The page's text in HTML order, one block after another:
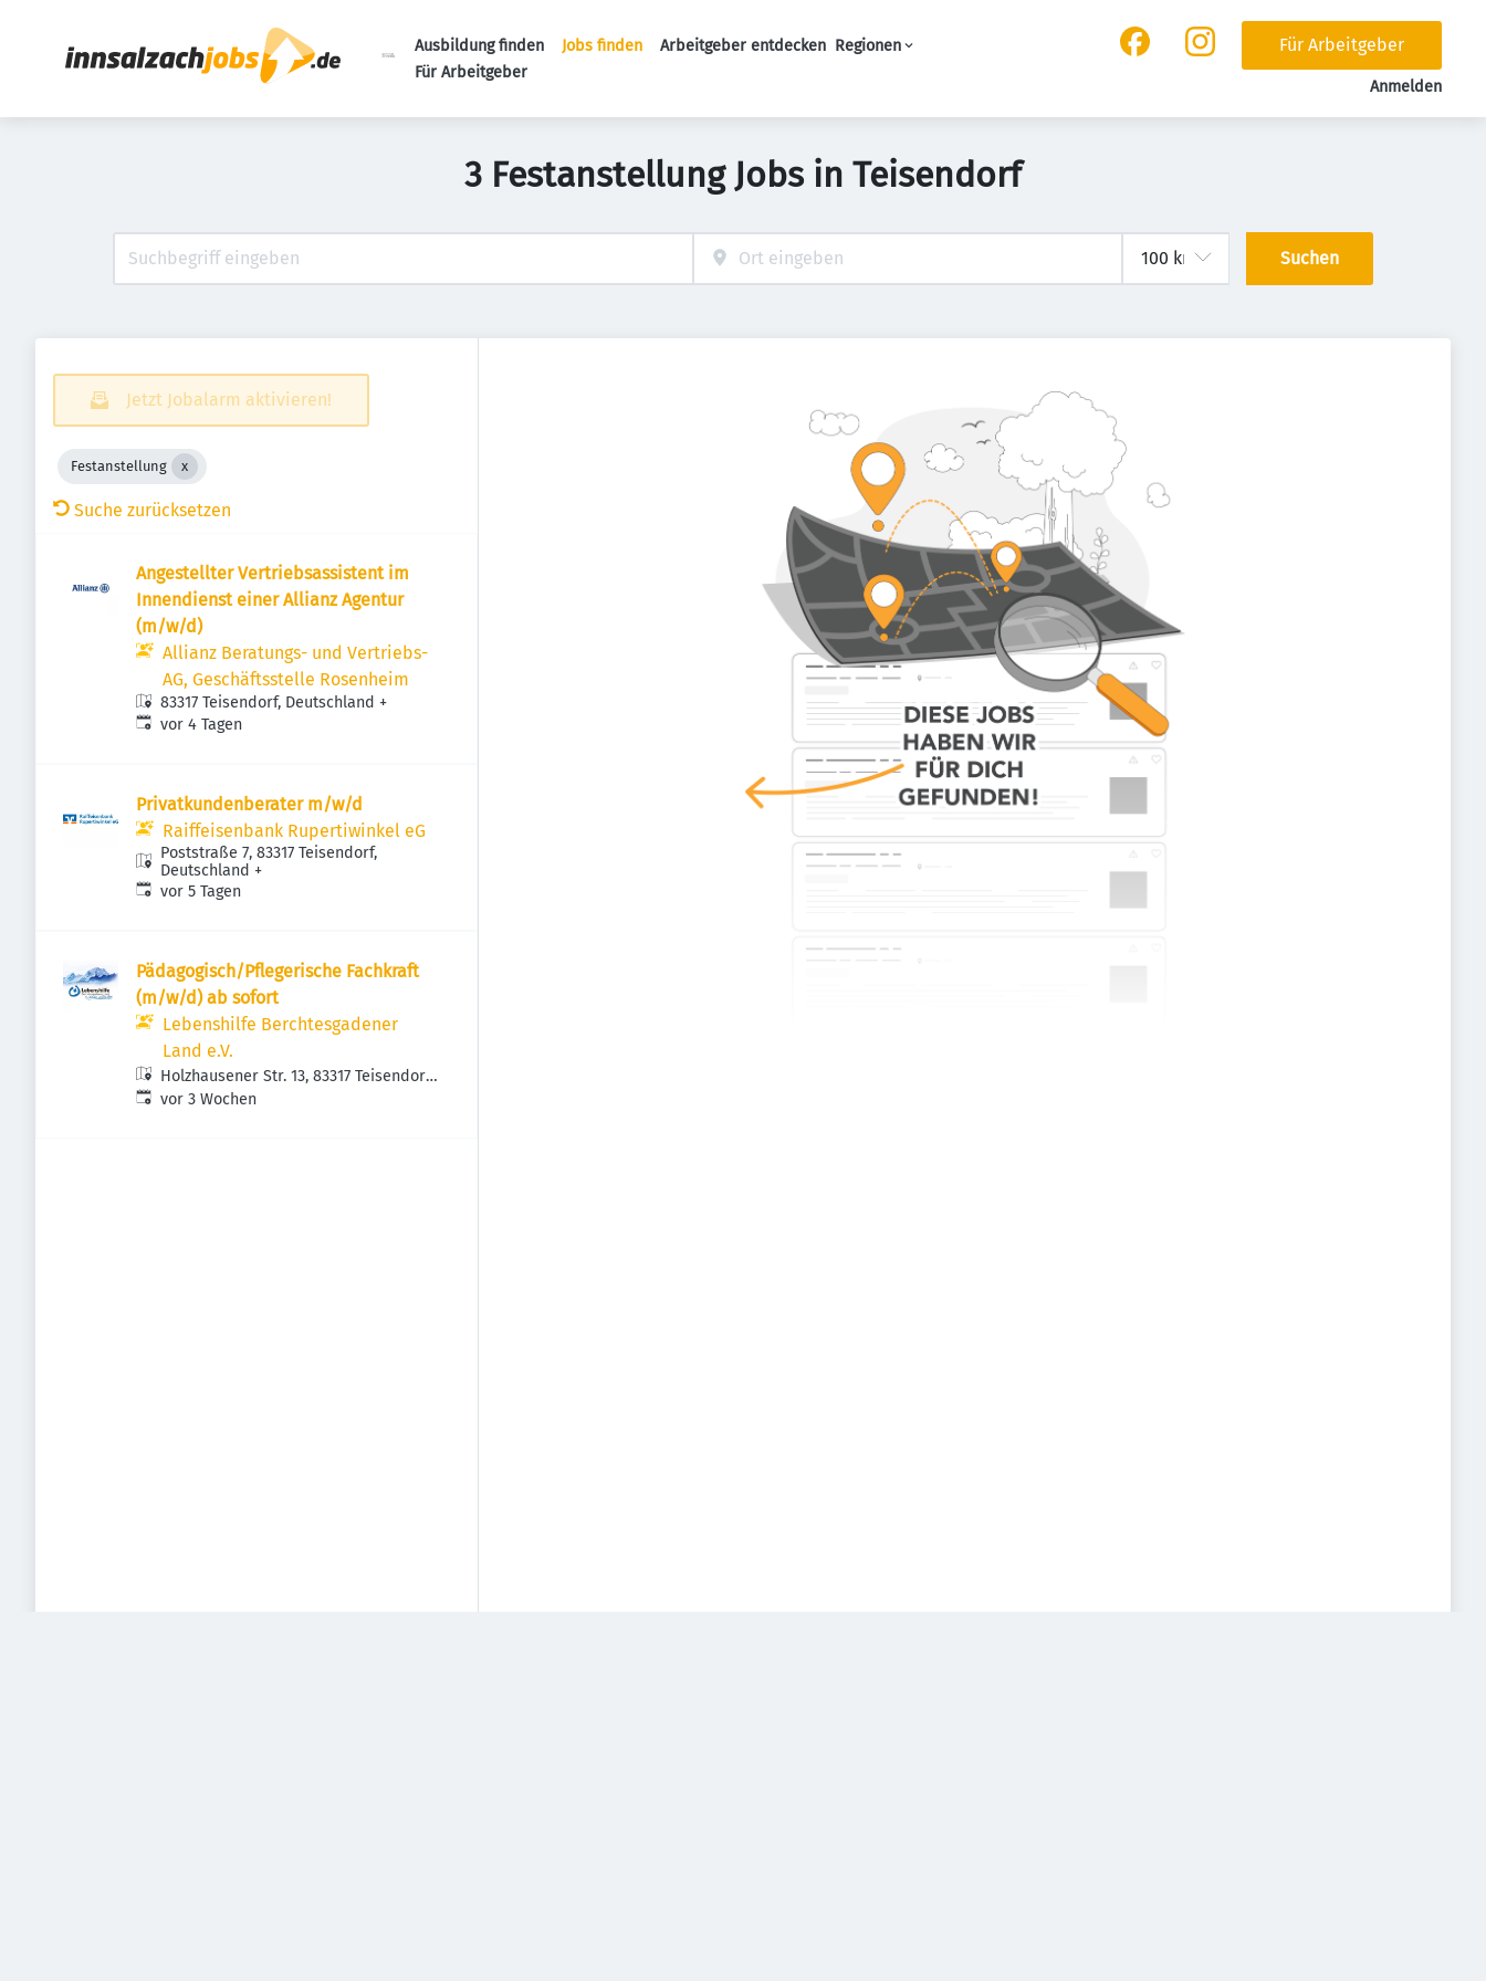
Ausbildung finden Jobs finden Arbeitgeber entdecken Regionen
Für Arbeitgeber
Für Arbeitgeber
Anmelden
3 Festanstellung Jobs in Teisendorf
Suchen
Jetzt Jobalarm aktivieren!
Festanstellung
Suche zurücksetzen
Angestellter Vertriebsassistent im
Innendienst einer Allianz Agentur
(m/w/d)
Allianz Beratungs- und Vertriebs-
AG, Geschäftsstelle Rosenheim
83317 Teisendorf, Deutschland +
Veröffentlicht:
vor 4 Tagen
Privatkundenberater m/w/d
Raiffeisenbank Rupertiwinkel eG
Poststraße 7, 83317 Teisendorf,
Deutschland +
Veröffentlicht:
vor 5 Tagen
Pädagogisch/Pflegerische Fachkraft
(m/w/d) ab sofort
Lebenshilfe Berchtesgadener
Land e.V.
Holzhausener Str. 13, 83317 Teisendorf,
Deutschland
Veröffentlicht:
vor 3 Wochen